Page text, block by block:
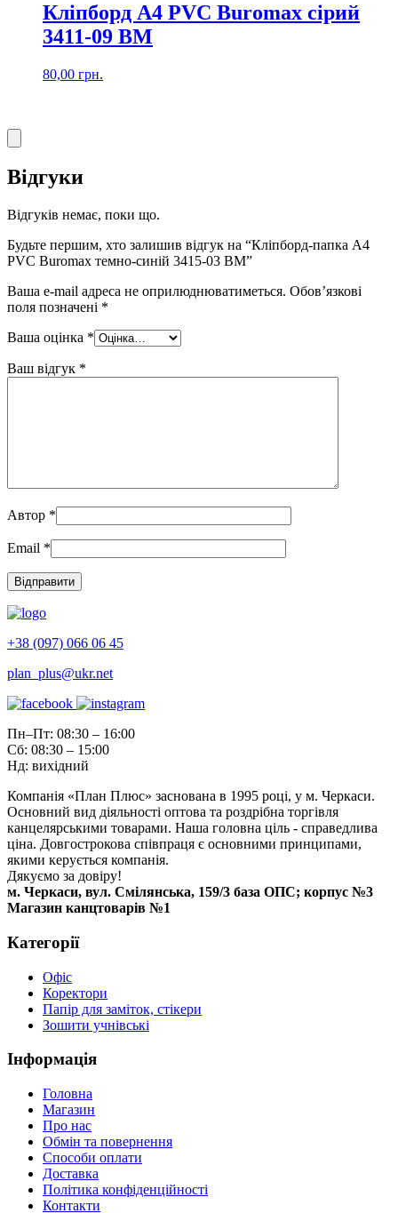
Кліпборд А4 PVC Buromax сірий
3411-09 BM
80,00 грн.
Відгуки
Відгуків немає, поки що.
Будьте першим, хто залишив відгук на “Кліпборд-папка А4
PVC Buromax темно-синій 3415-03 BM”
Ваша e-mail адреса не оприлюднюватиметься. Обов’язкові
поля позначені *
Ваша оцінка *
Ваш відгук *
Автор *
Email *
+38 (097) 066 06 45
plan_plus@ukr.net
Пн–Пт: 08:30 – 16:00
Сб: 08:30 – 15:00
Нд: вихідний
Компанія «План Плюс» заснована в 1995 році, у м. Черкаси.
Основний вид діяльності оптова та роздрібна торгівля
канцелярськими товарами. Наша головна ціль - справедлива
ціна. Довгострокова співпраця є основними принципами,
якими керується компанія.
Дякуємо за довіру!
м. Черкаси, вул. Смілянська, 159/3 база ОПС; корпус №3
Магазин канцтоварів №1
Категорії
Офіс
Коректори
Папір для заміток, стікери
Зошити учнівські
Інформація
Головна
Магазин
Про нас
Обмін та повернення
Способи оплати
Доставка
Політика конфіденційності
Контакти